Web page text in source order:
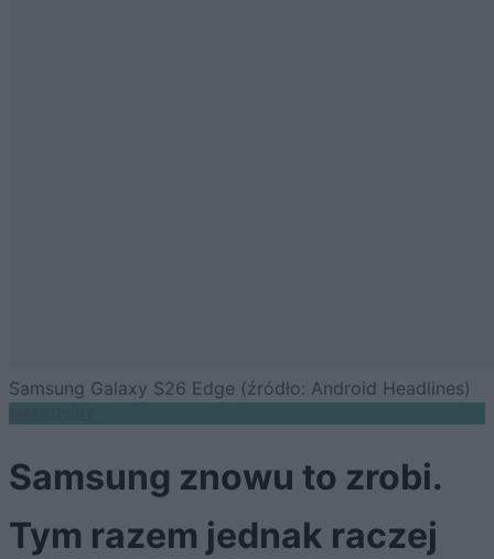
Samsung Galaxy S26 Edge (źródło: Android Headlines)
Samsung znowu to zrobi.
Tym razem jednak raczej